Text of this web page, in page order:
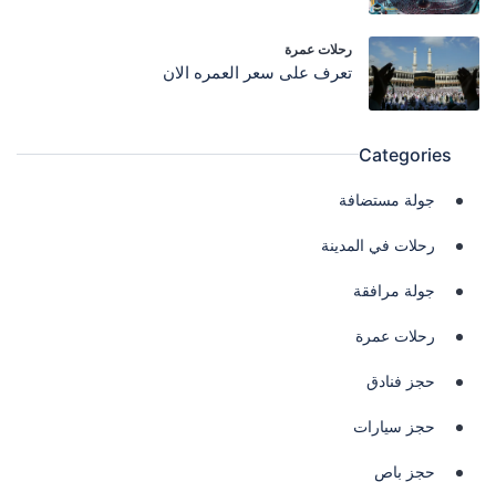
رحلات عمرة
تعرف على سعر العمره الان
Categories
جولة مستضافة
رحلات في المدينة
جولة مرافقة
رحلات عمرة
حجز فنادق
حجز سيارات
حجز باص